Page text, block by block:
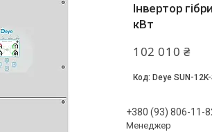
Інвертор
кВт
102 010 ₴
Deye SUN-
+380 (93) 806-11-
Менеджер